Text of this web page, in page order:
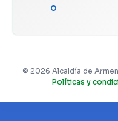
o
© 2026 Alcaldía de
Políticas y